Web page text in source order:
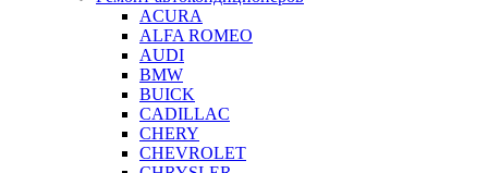
ACURA
ALFA ROMEO
AUDI
BMW
BUICK
CADILLAC
CHERY
CHEVROLET